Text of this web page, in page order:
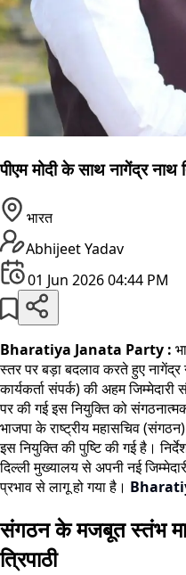
पीएम मोदी के साथ नागेंद्र नाथ
भारत
Abhijeet Yadav
01 Jun 2026 04:44 PM
Bharatiya Janata Party :
स्तर पर बड़ा बदलाव करते हुए नागेंद्र
कार्यकर्ता संपर्क) की अहम जिम्मेदारी
पर की गई इस नियुक्ति को
भाजपा के राष्ट्रीय महासचिव
इस नियुक्ति की पुष्टि की गई है।
दिल्ली मुख्यालय से अपनी नई
प्रभाव से लागू हो गया है।
संगठन के मजबूत स्तंभ
त्रिपाठी